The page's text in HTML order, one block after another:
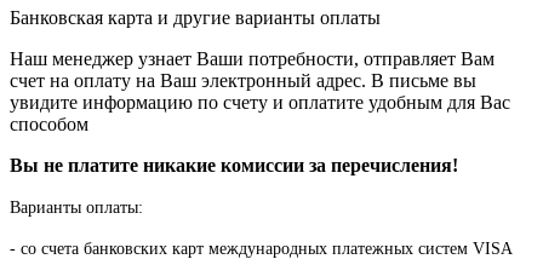
Банковская карта и другие варианты оплаты
Наш менеджер узнает Ваши потребности, отправляет Вам
счет на оплату на Ваш электронный адрес. В письме вы
увидите информацию по счету и оплатите удобным для Вас
способом
Вы не платите никакие комиссии за перечисления!
Варианты оплаты:
- со счета банковских карт международных платежных систем VISA